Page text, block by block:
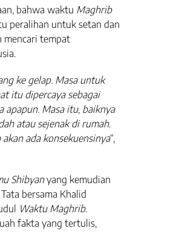
bahwa waktu Maghrib
peralihan untuk setan dan
mencari tempat
ke gelap. Masa untuk
itu dipercaya sebagai
apapun. Masa itu, baiknya
atau sejenak di rumah.
ada konsekuensinya“,
Shibyanyang kemudian
bersama Khalid
Waktu Maghrib.
fakta yang tertulis,